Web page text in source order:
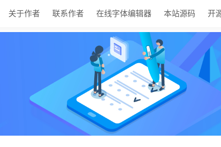
关于作者 联系作者 在线字体编辑器 本站源码 开